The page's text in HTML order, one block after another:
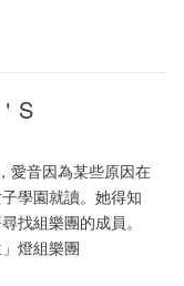
S
愛音因為某些原因在
學園就讀。她得知
找組樂團的成員。
燈組樂團